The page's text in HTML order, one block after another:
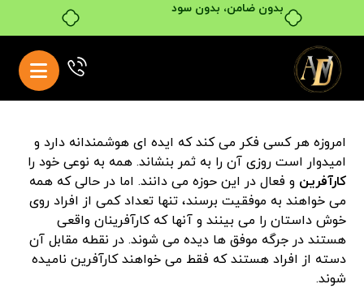
بدون ضامن، بدون سود
امروزه هر کسی فکر می کند که ایده ای هوشمندانه دارد و
امیدوار است روزی آن را به ثمر بنشاند. همه به نوعی خود را
کارآفرین و فعال در این حوزه می دانند. اما در حالی که همه
می خواهند به موفقیت برسند، تنها تعداد کمی از افراد روی
خوش داستان را می بینند و آنها که کارآفرینان واقعی
هستند در جرگه موفق ها دیده می شوند. در نقطه مقابل آن
دسته از افراد هستند که فقط می خواهند کارآفرین نامیده
شوند.